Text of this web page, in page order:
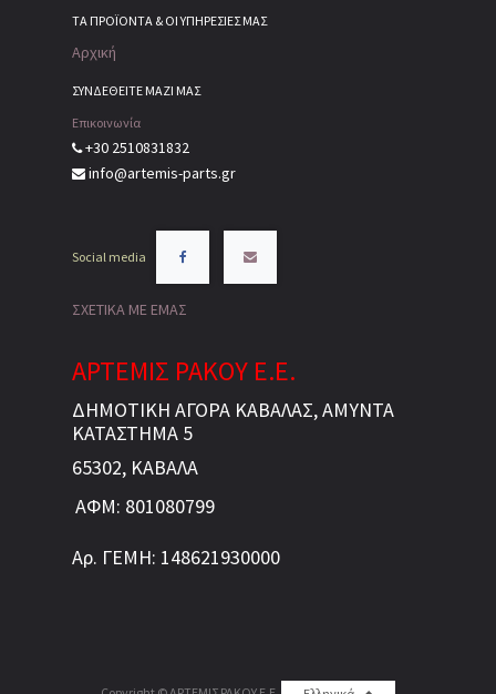
ΤΑ ΠΡΟΪΌΝΤΑ & ΟΙ ΥΠΗΡΕΣΊΕΣ ΜΑΣ
Αρχική
ΣΥΝΔΕΘΕΙΤΕ ΜΑΖΙ ΜΑΣ
Επικοινωνία
+30 2510831832
info@artemis-parts.gr
Social media
ΣΧΕΤΙΚΑ ΜΕ ΕΜΑΣ
ΑΡΤΕΜΙΣ ΡΑΚΟΥ Ε.Ε.
ΔΗΜΟΤΙΚΗ ΑΓΟΡΑ ΚΑΒΑΛΑΣ, ΑΜΥΝΤΑ
ΚΑΤΑΣΤΗΜΑ 5
65302, ΚΑΒΑΛΑ
ΑΦΜ: 801080799
Αρ. ΓΕΜΗ: 148621930000